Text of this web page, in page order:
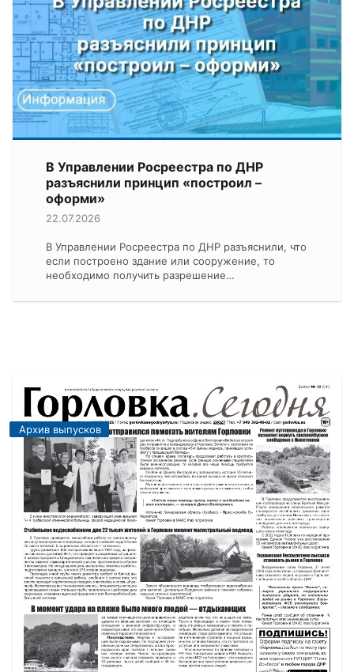
В Управлении Росреестра по ДНР
разъяснили принцип «построил –
оформи»
22.07.2026
В Управлении Росреестра по ДНР разъяснили, что
если построено здание или сооружение, то
необходимо получить разрешение…
Архив выпусков